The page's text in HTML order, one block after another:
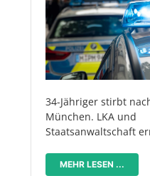
34-Jähriger stirbt
München. LKA und
Staatsanwaltschaft
MEHR LESEN ...